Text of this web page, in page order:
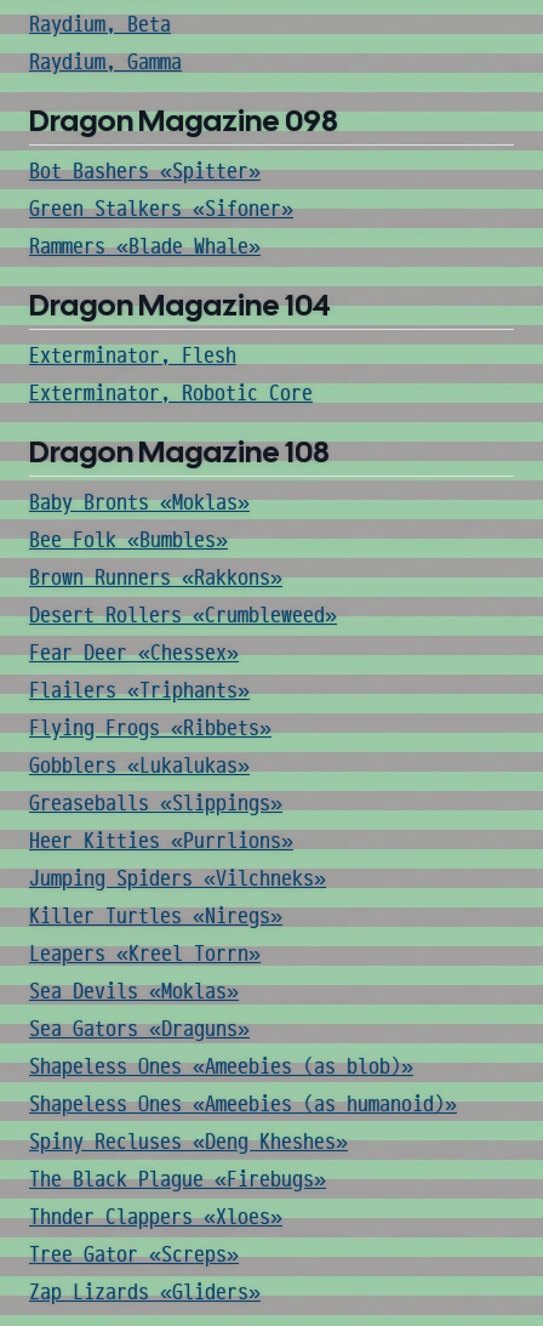
Raydium, Beta
Raydium, Gamma
Dragon Magazine 098
Bot Bashers «Spitter»
Green Stalkers «Sifoner»
Rammers «Blade Whale»
Dragon Magazine 104
Exterminator, Flesh
Exterminator, Robotic Core
Dragon Magazine 108
Baby Bronts «Moklas»
Bee Folk «Bumbles»
Brown Runners «Rakkons»
Desert Rollers «Crumbleweed»
Fear Deer «Chessex»
Flailers «Triphants»
Flying Frogs «Ribbets»
Gobblers «Lukalukas»
Greaseballs «Slippings»
Heer Kitties «Purrlions»
Jumping Spiders «Vilchneks»
Killer Turtles «Niregs»
Leapers «Kreel Torrn»
Sea Devils «Moklas»
Sea Gators «Draguns»
Shapeless Ones «Ameebies (as blob)»
Shapeless Ones «Ameebies (as humanoid)»
Spiny Recluses «Deng Kheshes»
The Black Plague «Firebugs»
Thnder Clappers «Xloes»
Tree Gator «Screps»
Zap Lizards «Gliders»